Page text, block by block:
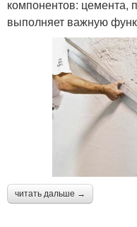
компонентов: цемента,
выполняет важную
читать дальше →